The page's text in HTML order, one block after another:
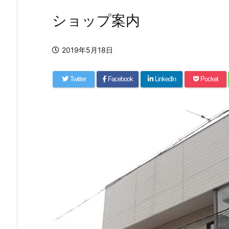
ショップ案内
2019年5月18日
Twitter Facebook LinkedIn Pocket